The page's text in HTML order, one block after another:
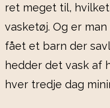
ret meget til,
vasketøj. Og er
fået et barn der
hedder det vask
hver tredje dag